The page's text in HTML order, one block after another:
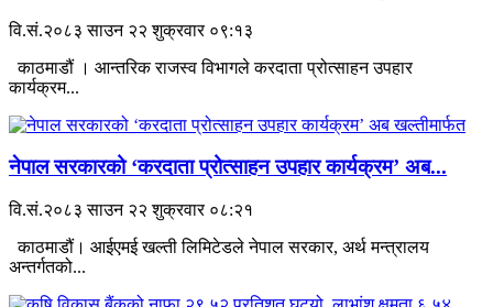
वि.सं.२०८३ साउन २२ शुक्रवार ०९:१३
काठमाडौं । आन्तरिक राजस्व विभागले करदाता प्रोत्साहन उपहार
कार्यक्रम...
नेपाल सरकारको ‘करदाता प्रोत्साहन उपहार कार्यक्रम’ अब...
वि.सं.२०८३ साउन २२ शुक्रवार ०८:२१
काठमाडौं। आईएमई खल्ती लिमिटेडले नेपाल सरकार, अर्थ मन्त्रालय
अन्तर्गतको...